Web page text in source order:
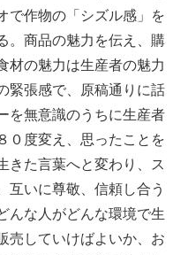
で作物の「シズル感」を
。商品の魅力を伝え、購
材の魅力は生産者の魅力
緊張感で、原稿通りに話
を無意識のうちに生産者
０度変え、思ったことを
きた言葉へと変わり、ス
互いに尊敬、信頼し合う
んな人がどんな環境で生
売していけばよいか、お